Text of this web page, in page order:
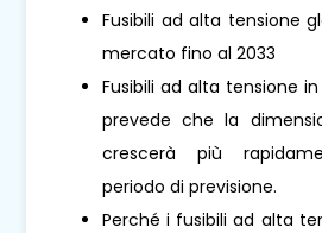
Fusibili ad alta tensione
mercato fino al 2033
Fusibili ad alta tensione
prevede che la
crescerà più
periodo di previsione.
Perché i fusibili ad alta